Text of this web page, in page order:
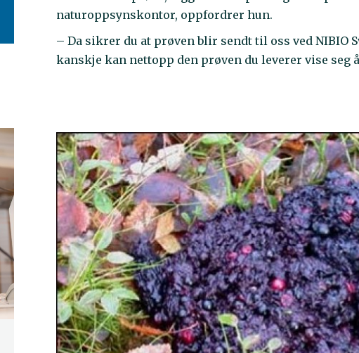
naturoppsynskontor, oppfordrer hun.
– Da sikrer du at prøven blir sendt til oss ved NIBIO
kanskje kan nettopp den prøven du leverer vise